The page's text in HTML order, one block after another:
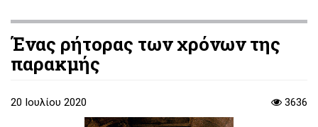
Ένας ρήτορας των χρόνων της
παρακμής
20 Ιουλίου 2020 3636